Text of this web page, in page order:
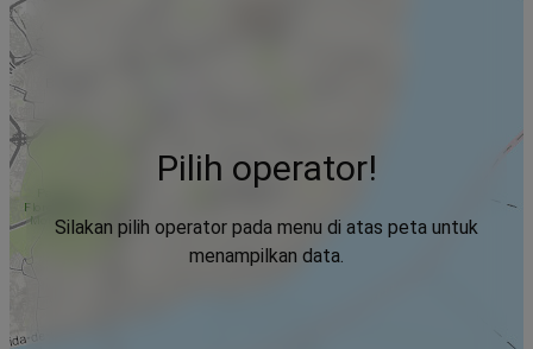
Pilih operator!
Silakan pilih operator pada menu di atas peta untuk
menampilkan data.